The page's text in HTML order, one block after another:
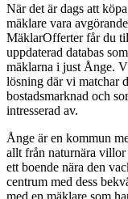
När det är dags att
mäklare vara
MäklarOfferter får du
uppdaterad databas
mäklarna i just Ånge.
lösning där vi matchar
bostadsmarknad och
intresserad av.
Ånge är en kommun
allt från naturnära villor
ett boende nära den
centrum med dess
med en mäklare som